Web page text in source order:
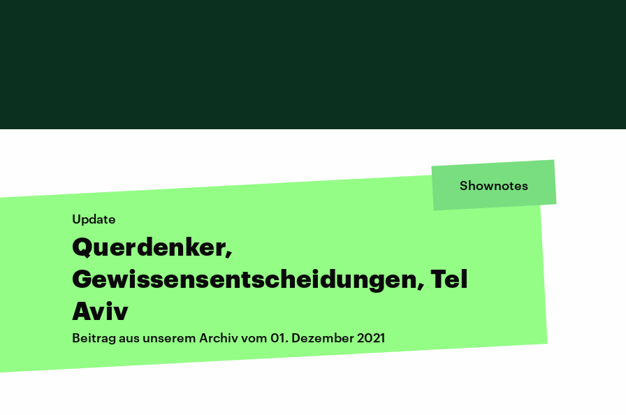
Shownotes
Update
Querdenker,
Gewissensentscheidungen, Tel
Aviv
Beitrag aus unserem Archiv vom 01. Dezember 2021